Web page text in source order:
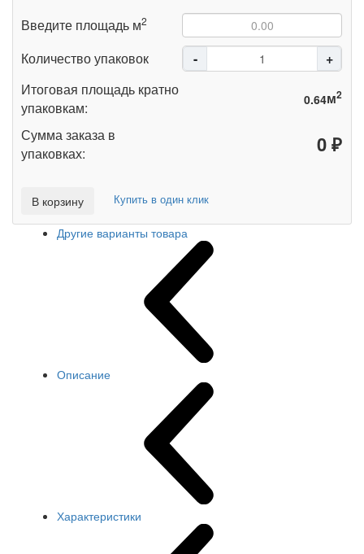
Введите площадь м2
Количество упаковок
Итоговая площадь кратно
упаковкам:
м2
Сумма заказа в
упаковках:
₽
В корзину Купить в один клик
Другие варианты товара
Описание
Характеристики